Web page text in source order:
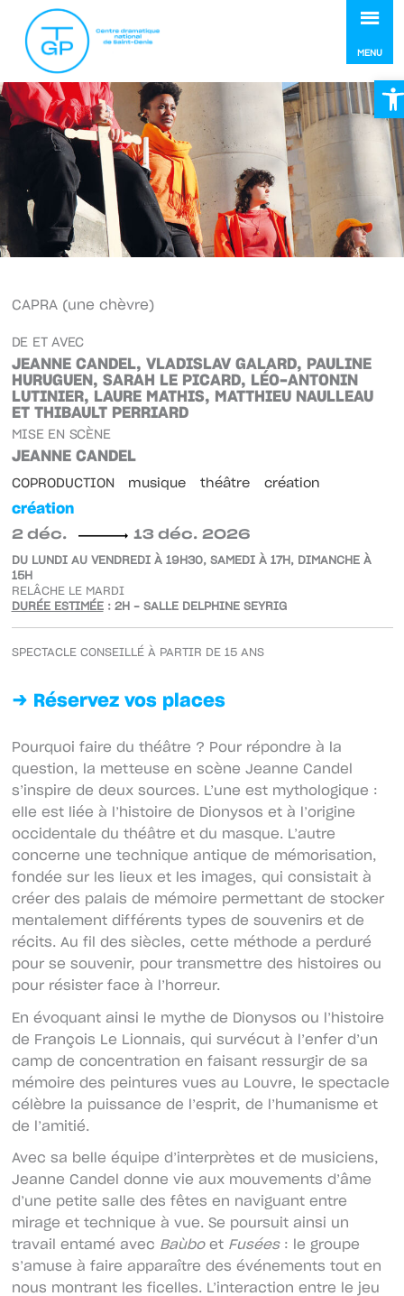
MENU
CAPRA (une chèvre)
DE ET AVEC
JEANNE CANDEL, VLADISLAV GALARD, PAULINE
HURUGUEN, SARAH LE PICARD, LÉO-ANTONIN
LUTINIER, LAURE MATHIS, MATTHIEU NAULLEAU
ET THIBAULT PERRIARD
MISE EN SCÈNE
JEANNE CANDEL
COPRODUCTION musique théâtre création
création
2 déc. 13 déc. 2026
DU LUNDI AU VENDREDI À 19H30, SAMEDI À 17H, DIMANCHE À
15H
RELÂCHE LE MARDI
DURÉE ESTIMÉE: 2H – SALLE DELPHINE SEYRIG
SPECTACLE CONSEILLÉ À PARTIR DE 15 ANS
→ Réservez vos places
Pourquoi faire du théâtre ? Pour répondre à la
question, la metteuse en scène Jeanne Candel
s’inspire de deux sources. L’une est mythologique :
elle est liée à l’histoire de Dionysos et à l’origine
occidentale du théâtre et du masque. L’autre
concerne une technique antique de mémorisation,
fondée sur les lieux et les images, qui consistait à
créer des palais de mémoire permettant de stocker
mentalement différents types de souvenirs et de
récits. Au fil des siècles, cette méthode a perduré
pour se souvenir, pour transmettre des histoires ou
pour résister face à l’horreur.
En évoquant ainsi le mythe de Dionysos ou l’histoire
de François Le Lionnais, qui survécut à l’enfer d’un
camp de concentration en faisant ressurgir de sa
mémoire des peintures vues au Louvre, le spectacle
célèbre la puissance de l’esprit, de l’humanisme et
de l’amitié.
Avec sa belle équipe d’interprètes et de musiciens,
Jeanne Candel donne vie aux mouvements d’âme
d’une petite salle des fêtes en naviguant entre
mirage et technique à vue. Se poursuit ainsi un
travail entamé avec Baùboet Fusées : le groupe
s’amuse à faire apparaître des événements tout en
nous montrant les ficelles. L’interaction entre le jeu